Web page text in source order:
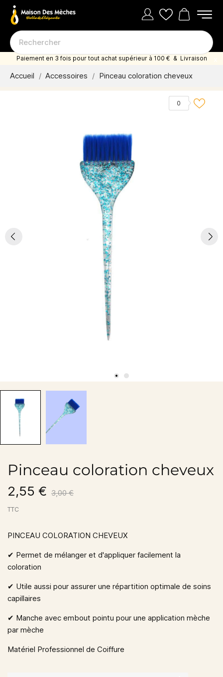
Paiement en 3 fois pour tout achat supérieur à 100 € & Livraison
offerte dès 35 euro d'achat
Accueil Accessoires Pinceau coloration cheveux
0
Pinceau coloration cheveux
2,55 € 3,00 €
TTC
PINCEAU COLORATION CHEVEUX
✔︎ Permet de mélanger et d'appliquer facilement la
coloration
✔︎ Utile aussi pour assurer une répartition optimale de soins
capillaires
✔︎ Manche avec embout pointu pour une application mèche
par mèche
Matériel Professionnel de Coiffure